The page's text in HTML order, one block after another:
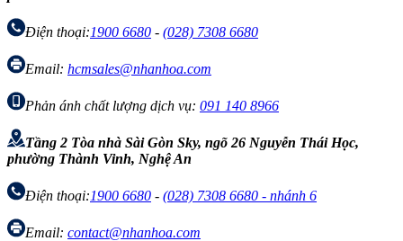
Điện thoại:1900 6680 - (028) 7308 6680
Email: hcmsales@nhanhoa.com
Phản ánh chất lượng dịch vụ: 091 140 8966
Tầng 2 Tòa nhà Sài Gòn Sky, ngõ 26 Nguyễn Thái Học,
phường Thành Vinh, Nghệ An
Điện thoại:1900 6680 - (028) 7308 6680 - nhánh 6
Email: contact@nhanhoa.com